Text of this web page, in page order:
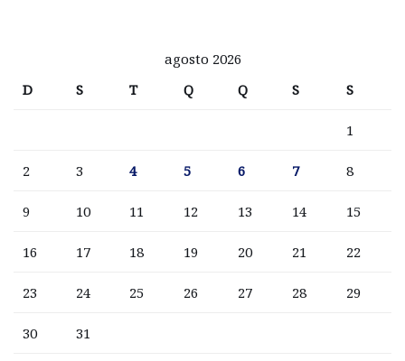
agosto 2026
D
S T Q Q S S
1
2 3 4 5 6 7 8
9 10 11 12 13 14 15
16 17 18 19 20 21 22
23 24 25 26 27 28 29
30 31